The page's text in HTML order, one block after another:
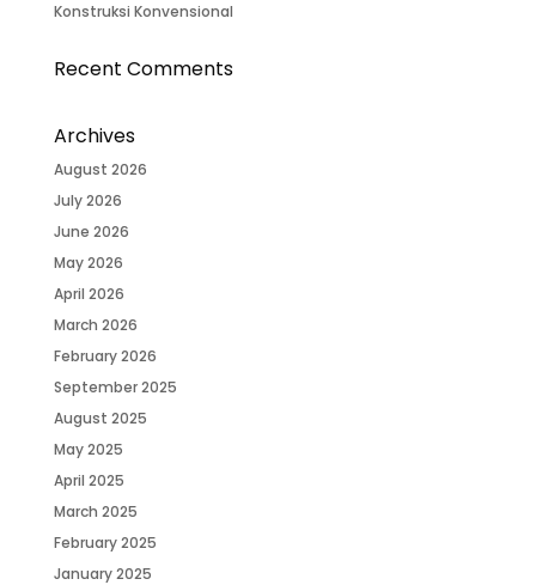
Konstruksi Konvensional
Recent Comments
Archives
August 2026
July 2026
June 2026
May 2026
April 2026
March 2026
February 2026
September 2025
August 2025
May 2025
April 2025
March 2025
February 2025
January 2025